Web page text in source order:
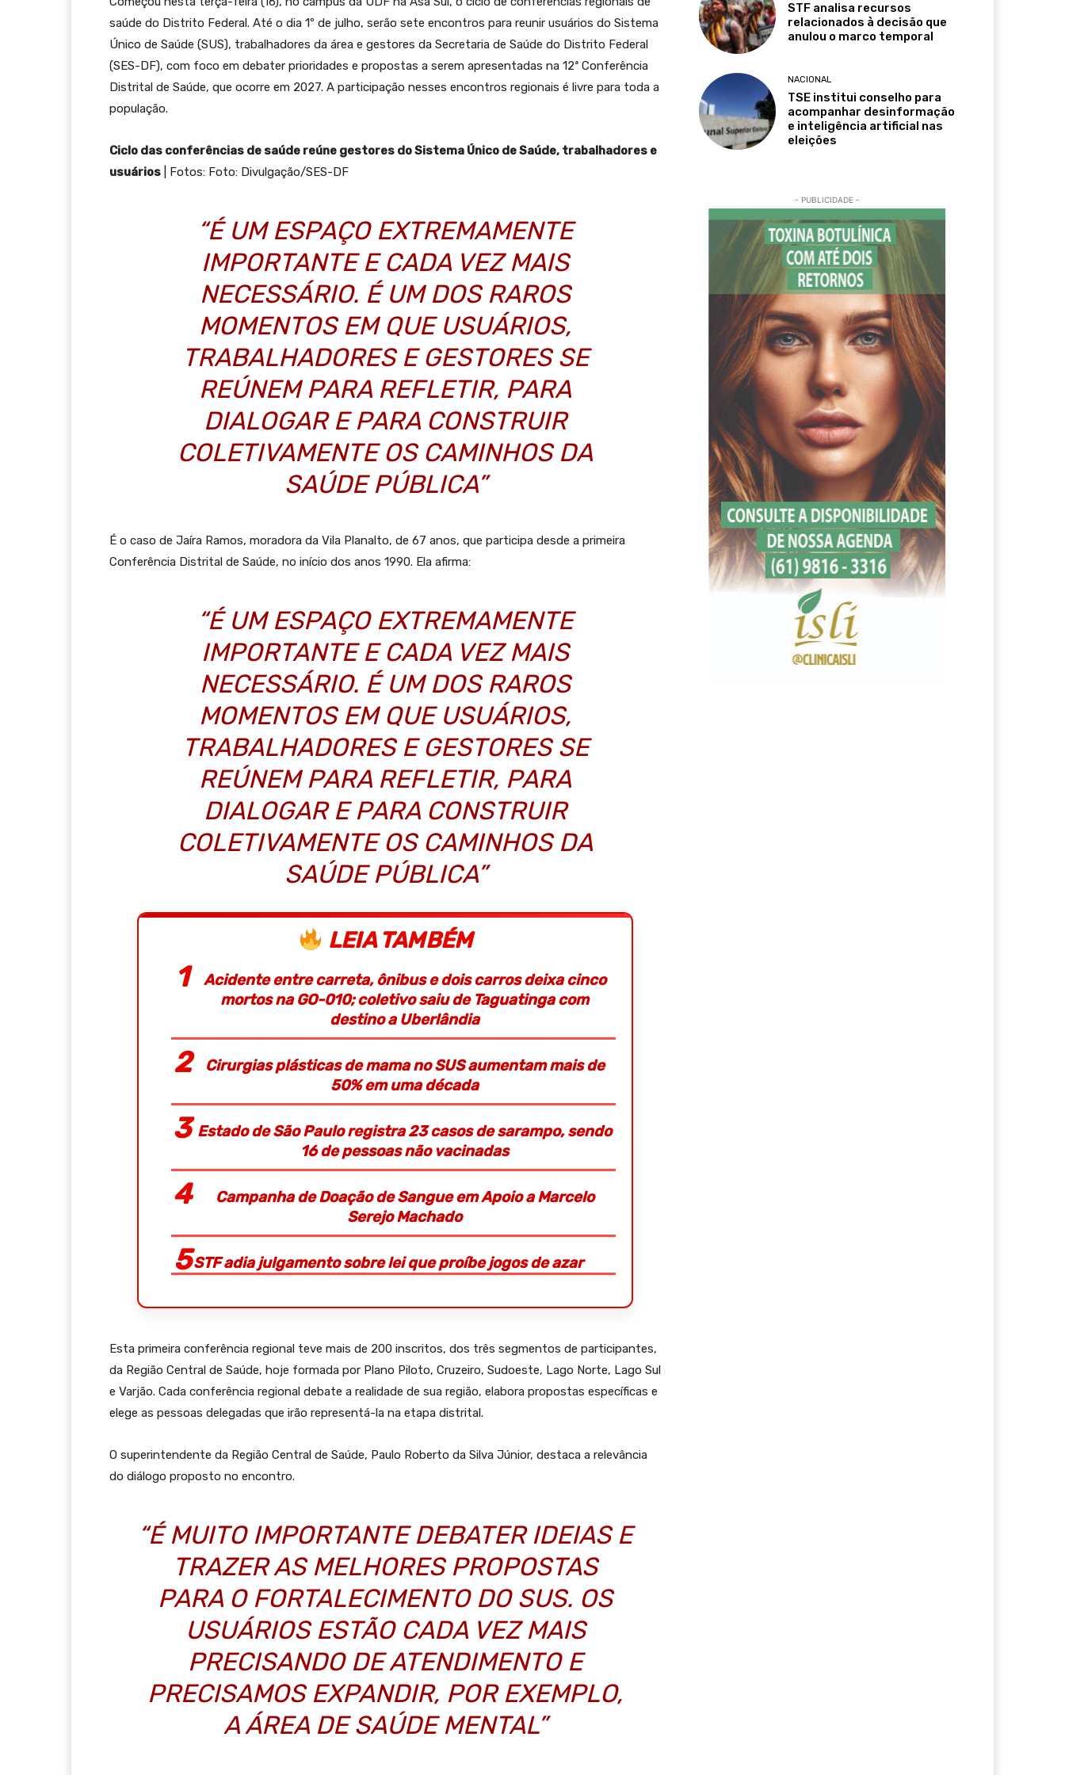
saúde do Distrito Federal. Até o dia 1º de julho, serão sete encontros para reunir usuários do Sistema
Único de Saúde (SUS), trabalhadores da área e gestores da Secretaria de Saúde do Distrito Federal
(SES-DF), com foco em debater prioridades e propostas a serem apresentadas na 12ª Conferência
Distrital de Saúde, que ocorre em 2027. A participação nesses encontros regionais é livre para toda a
população.
Ciclo das conferências de saúde reúne gestores do Sistema Único de Saúde, trabalhadores e
usuários | Fotos: Foto: Divulgação/SES-DF
“É UM ESPAÇO EXTREMAMENTE
IMPORTANTE E CADA VEZ MAIS
NECESSÁRIO. É UM DOS RAROS
MOMENTOS EM QUE USUÁRIOS,
TRABALHADORES E GESTORES SE
REÚNEM PARA REFLETIR, PARA
DIALOGAR E PARA CONSTRUIR
COLETIVAMENTE OS CAMINHOS DA
SAÚDE PÚBLICA”
É o caso de Jaíra Ramos, moradora da Vila Planalto, de 67 anos, que participa desde a primeira
Conferência Distrital de Saúde, no início dos anos 1990. Ela afirma:
“É UM ESPAÇO EXTREMAMENTE
IMPORTANTE E CADA VEZ MAIS
NECESSÁRIO. É UM DOS RAROS
MOMENTOS EM QUE USUÁRIOS,
TRABALHADORES E GESTORES SE
REÚNEM PARA REFLETIR, PARA
DIALOGAR E PARA CONSTRUIR
COLETIVAMENTE OS CAMINHOS DA
SAÚDE PÚBLICA”
LEIA TAMBÉM
Acidente entre carreta, ônibus e dois carros deixa cinco
mortos na GO-010; coletivo saiu de Taguatinga com
destino a Uberlândia
Cirurgias plásticas de mama no SUS aumentam mais de
50% em uma década
Estado de São Paulo registra 23 casos de sarampo, sendo
16 de pessoas não vacinadas
Campanha de Doação de Sangue em Apoio a Marcelo
Serejo Machado
STF adia julgamento sobre lei que proíbe jogos de azar
Esta primeira conferência regional teve mais de 200 inscritos, dos três segmentos de participantes,
da Região Central de Saúde, hoje formada por Plano Piloto, Cruzeiro, Sudoeste, Lago Norte, Lago Sul
e Varjão. Cada conferência regional debate a realidade de sua região, elabora propostas específicas e
elege as pessoas delegadas que irão representá-la na etapa distrital.
O superintendente da Região Central de Saúde, Paulo Roberto da Silva Júnior, destaca a relevância
do diálogo proposto no encontro.
“É MUITO IMPORTANTE DEBATER IDEIAS E
TRAZER AS MELHORES PROPOSTAS
PARA O FORTALECIMENTO DO SUS. OS
USUÁRIOS ESTÃO CADA VEZ MAIS
PRECISANDO DE ATENDIMENTO E
PRECISAMOS EXPANDIR, POR EXEMPLO,
A ÁREA DE SAÚDE MENTAL”
STF analisa recursos
relacionados à decisão que
anulou o marco temporal
NACIONAL
TSE institui conselho para
acompanhar desinformação
e inteligência artificial nas
eleições
- PUBLICIDADE -